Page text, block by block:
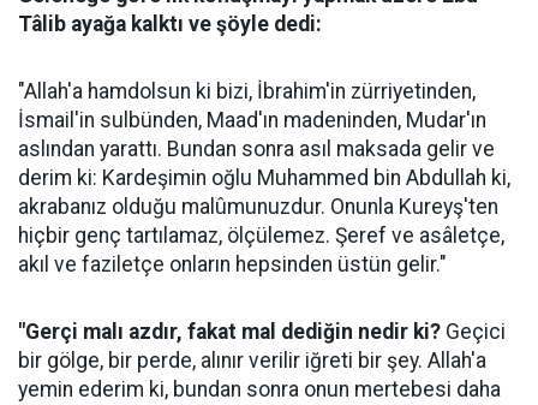
Tâlib ayağa kalktı ve şöyle dedi:
"Allah'a hamdolsun ki bizi, İbrahim'in zürriyetinden,
İsmail'in sulbünden, Maad'ın madeninden, Mudar'ın
aslından yarattı. Bundan sonra asıl maksada gelir ve
derim ki: Kardeşimin oğlu Muhammed bin Abdullah ki,
akrabanız olduğu malûmunuzdur. Onunla Kureyş'ten
hiçbir genç tartılamaz, ölçülemez. Şeref ve asâletçe,
akıl ve faziletçe onların hepsinden üstün gelir."
"Gerçi malı azdır, fakat mal dediğin nedir ki? Geçici
bir gölge, bir perde, alınır verilir iğreti bir şey. Allah'a
yemin ederim ki, bundan sonra onun mertebesi daha